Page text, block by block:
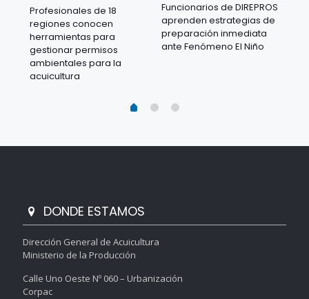
Profesionales de 18
regiones conocen
herramientas para
gestionar permisos
ambientales para la
acuicultura
Funcionarios de DIREPROS
aprenden estrategias de
preparación inmediata
ante Fenómeno El Niño
DONDE ESTAMOS
Dirección General de Acuicultura
Ministerio de la Producción
Calle Uno Oeste Nº 060 – Urbanización
Corpac